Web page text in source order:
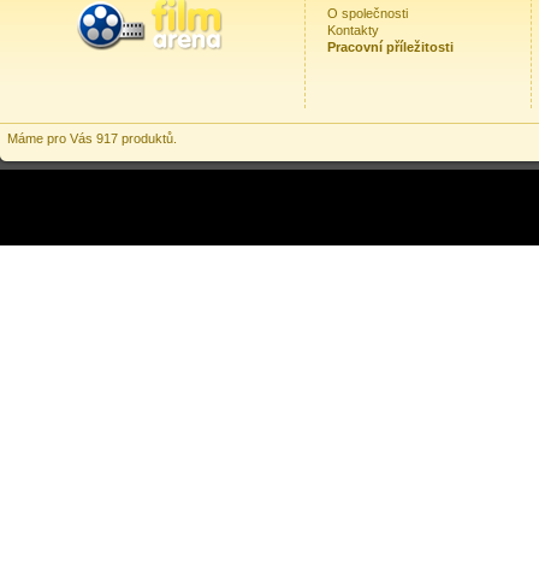
O společnosti
Kontakty
Pracovní příležitosti
Máme pro Vás 917 produktů.